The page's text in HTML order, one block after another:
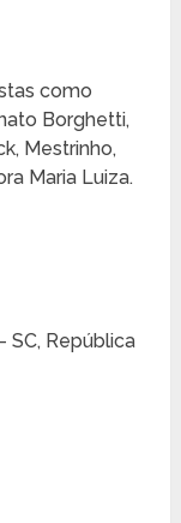
como
Borghetti,
Mestrinho,
Maria Luiza.
SC, República